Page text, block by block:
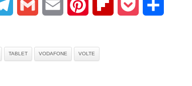
TelegramGmail Email Pinterest FlipboardPocket
TABLET VODAFONE VOLTE